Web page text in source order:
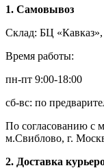
1. Самовывоз
Склад: БЦ «Кавказ»,
Время работы:
пн-пт 9:00-18:00
сб-вс: по
По согласованию с
м.Свиблово, г.
2. Доставка